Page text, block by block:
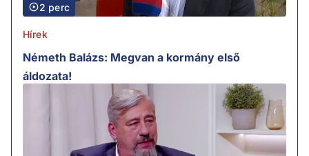
2 perc
Hírek
Németh Balázs: Megvan a kormány első
áldozata!